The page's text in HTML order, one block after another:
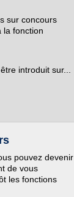
sur concours
la fonction
introduit sur...
pouvez devenir
de vous
les fonctions